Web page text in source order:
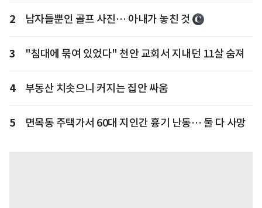
2 남자들뿐인 골프 사진… 아내가 놓친 것
3 "침대에 묶여 있었다" 천안 교회서 지내던 11살 숨져
4 부동산 치솟으니 커지는 집안 싸움
5 면목동 주택가서 60대 지인간 흉기 난동… 둘 다 사망